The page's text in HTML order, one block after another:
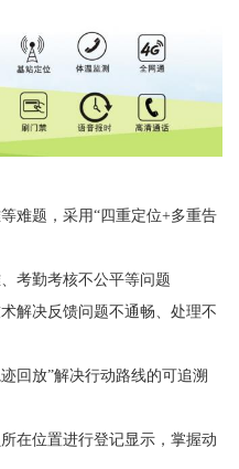
难题，采用“四重定位+多重告
考勤考核不公平等问题
解决反馈问题不通畅、处理不
回放”解决行动路线的可追溯
在位置进行登记显示，掌握动